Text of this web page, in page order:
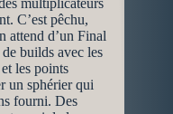
multiplicateurs
C’est pêchu,
attend d’un Final
builds avec les
les points
un sphérier qui
fourni. Des